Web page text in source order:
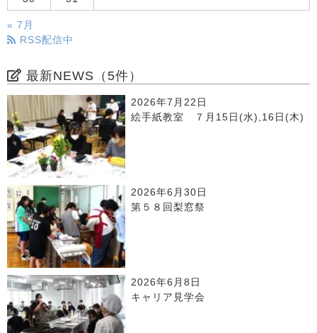
« 7月
RSS配信中
最新NEWS（5件）
2026年7月22日
絵手紙教室 ７月15日(水),16日(木)
2026年6月30日
第５８回梨窓祭
2026年6月8日
キャリア見学会